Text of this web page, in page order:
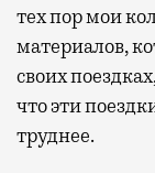
тех пор мои
материалов,
своих
что эти
труднее.